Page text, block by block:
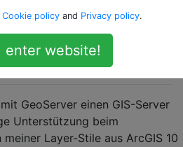
GeoServer einen GIS-Server
Unterstützung beim
Layer-Stile aus ArcGIS 10
Cookie policy and Privacy policy.
enter website!